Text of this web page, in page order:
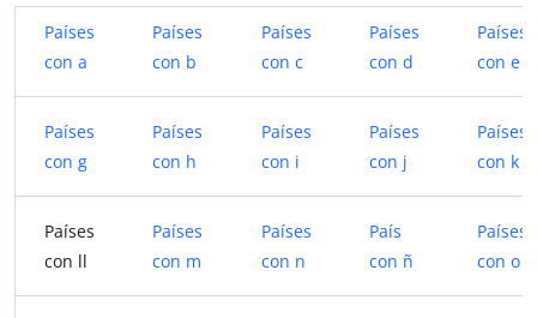
Países
con a
Países
con b
Países
con c
Países
con d
Países
con e
Países
con g
Países
con h
Países
con i
Países
con j
Países
con k
Países
con ll
Países
con m
Países
con n
País
con ñ
Países
con o